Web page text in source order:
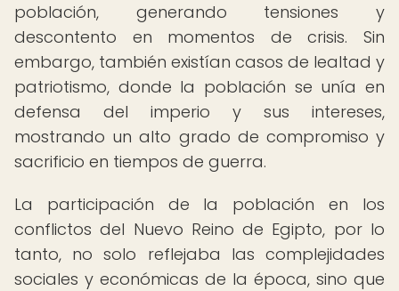
población, generando tensiones y
descontento en momentos de crisis. Sin
embargo, también existían casos de lealtad y
patriotismo, donde la población se unía en
defensa del imperio y sus intereses,
mostrando un alto grado de compromiso y
sacrificio en tiempos de guerra.
La participación de la población en los
conflictos del Nuevo Reino de Egipto, por lo
tanto, no solo reflejaba las complejidades
sociales y económicas de la época, sino que